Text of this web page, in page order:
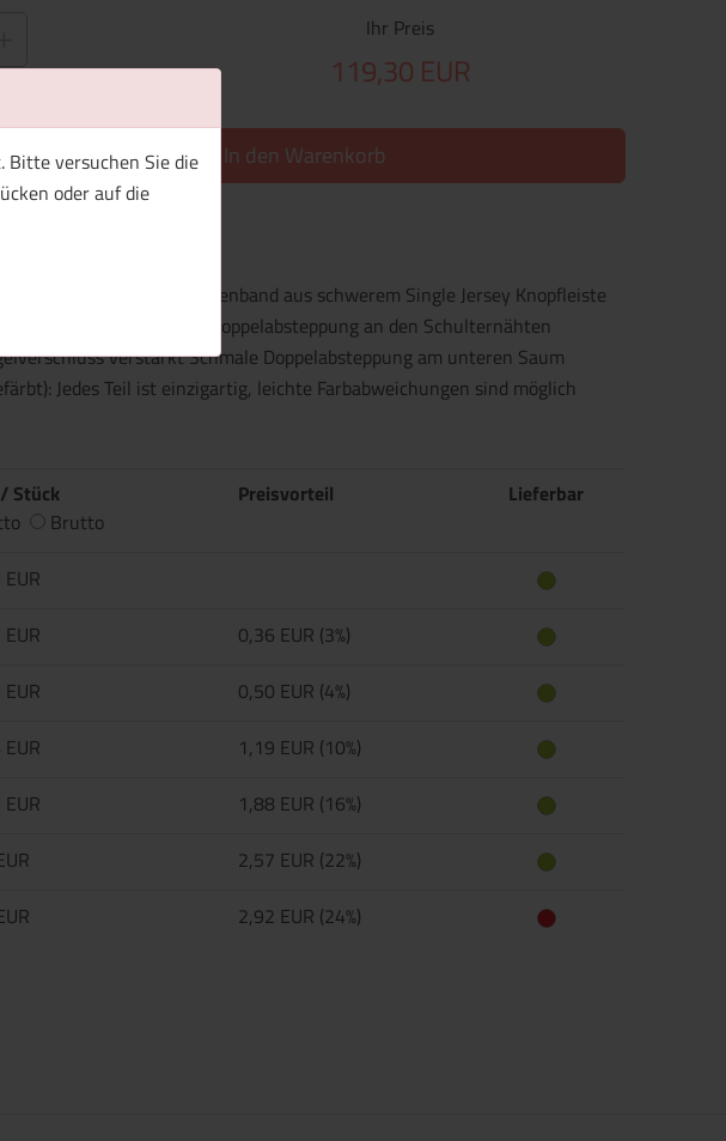
versuchen Sie die
oder auf die
Ihr Preis
119,30 EUR
In den Warenkorb
Daten
und Ärmelbündchen Nackenband aus schwerem Single Jersey Knopfleiste
Eingesetzte Ärmel Doppelabsteppung an den Schulternähten
verstärkt Schmale Doppelabsteppung am unteren Saum
Jedes Teil ist einzigartig, leichte Farbabweichungen sind möglich
Stück
Brutto
Preisvorteil Lieferbar
0,36 EUR (3%)
0,50 EUR (4%)
1,19 EUR (10%)
1,88 EUR (16%)
2,57 EUR (22%)
2,92 EUR (24%)